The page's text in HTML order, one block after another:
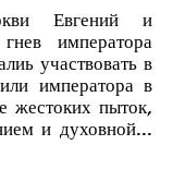
Евгений и
императора
участвовать в
императора в
жестоких пыток,
и духовной...